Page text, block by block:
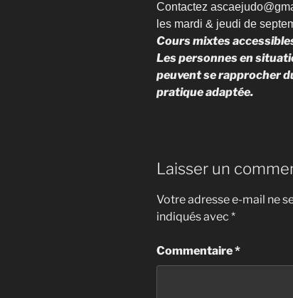
Contactez
les mardi & jeudi de
Cours mixtes
Les personnes en
peuvent se rapprocher
pratique adaptée.
Laisser un
Votre adresse e-mail ne
indiqués avec *
Commentaire*